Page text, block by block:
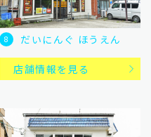
8 だいにんぐ ほうえん
店舗情報を見る